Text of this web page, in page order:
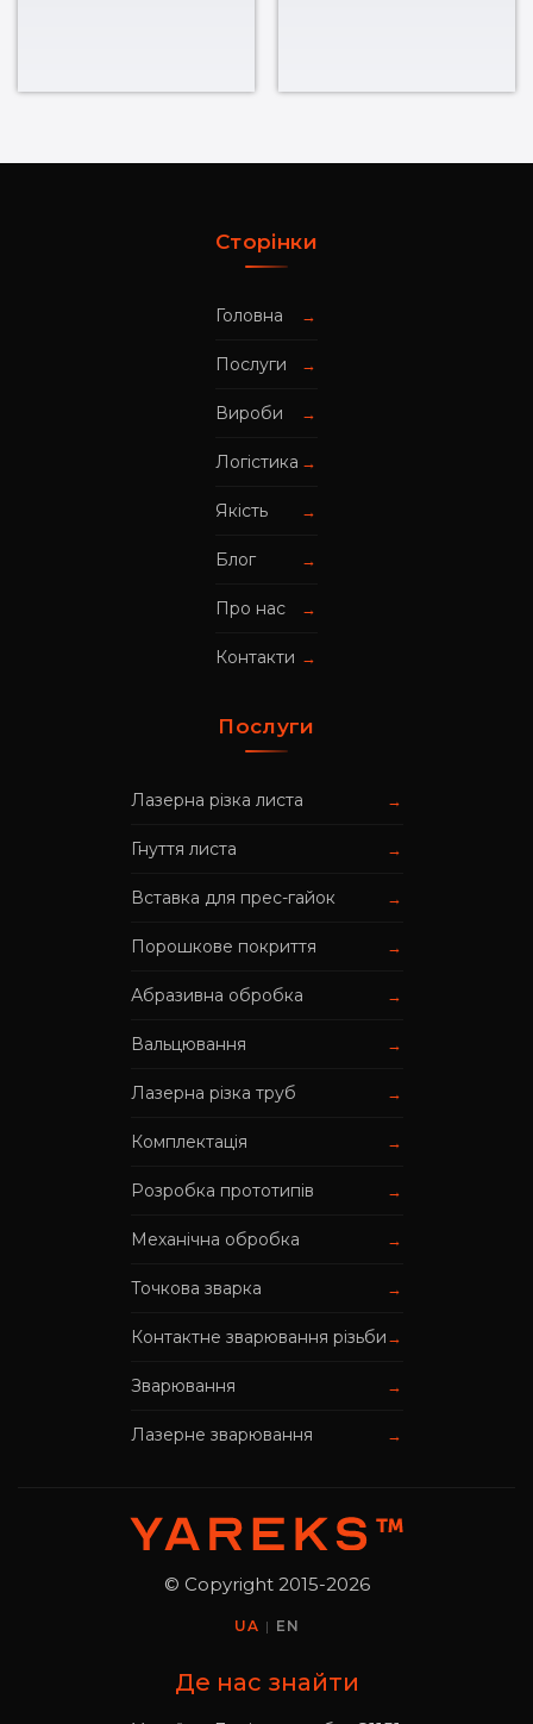
Сторінки
Головна →
Послуги →
Вироби →
Логістика →
Якість →
Блог →
Про нас →
Контакти →
Послуги
Лазерна різка листа →
Гнуття листа →
Вставка для прес-гайок →
Порошкове покриття →
Абразивна обробка →
Вальцювання →
Лазерна різка труб →
Комплектація →
Розробка прототипів →
Механічна обробка →
Точкова зварка →
Контактне зварювання різьби→
Зварювання →
Лазерне зварювання →
© Copyright 2015-2026
UA | EN
Де нас знайти